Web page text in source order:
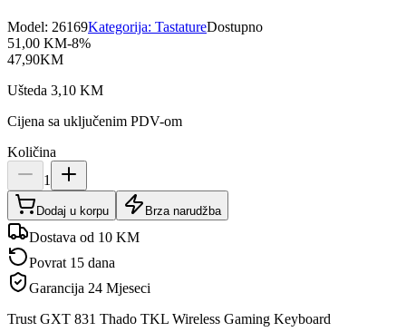
Model: 26169Kategorija: TastatureDostupno
51,00 KM-8%
47,90KM
Ušteda 3,10 KM
Cijena sa uključenim PDV-om
Količina
1
Dodaj u korpu Brza narudžba
Dostava od 10 KM
Povrat 15 dana
Garancija 24 Mjeseci
Trust GXT 831 Thado TKL Wireless Gaming Keyboard